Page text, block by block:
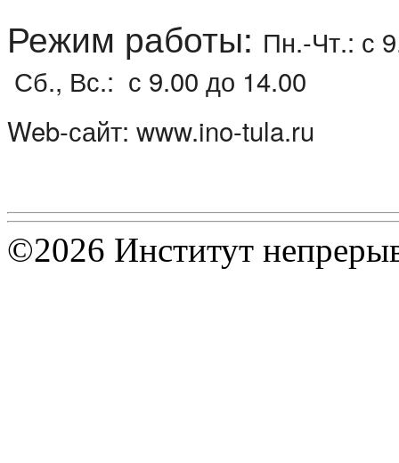
Режим работы: Пн.-Чт.: с
Сб., Вс.: с 9.00 до 14.00
Web-сайт: www.ino-tula.ru
©2026 Институт